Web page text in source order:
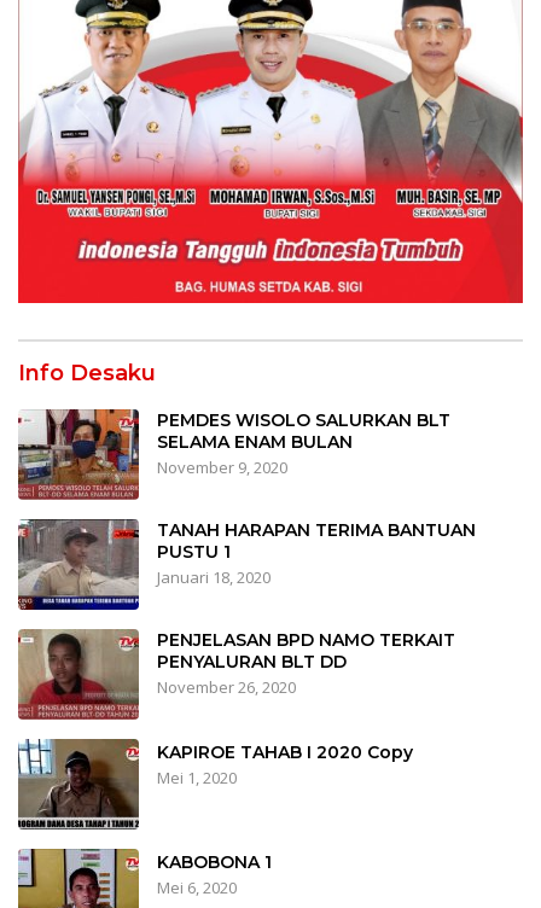
Info Desaku
PEMDES WISOLO SALURKAN BLT
SELAMA ENAM BULAN
November 9, 2020
TANAH HARAPAN TERIMA BANTUAN
PUSTU 1
Januari 18, 2020
PENJELASAN BPD NAMO TERKAIT
PENYALURAN BLT DD
November 26, 2020
KAPIROE TAHAB I 2020 Copy
Mei 1, 2020
KABOBONA 1
Mei 6, 2020